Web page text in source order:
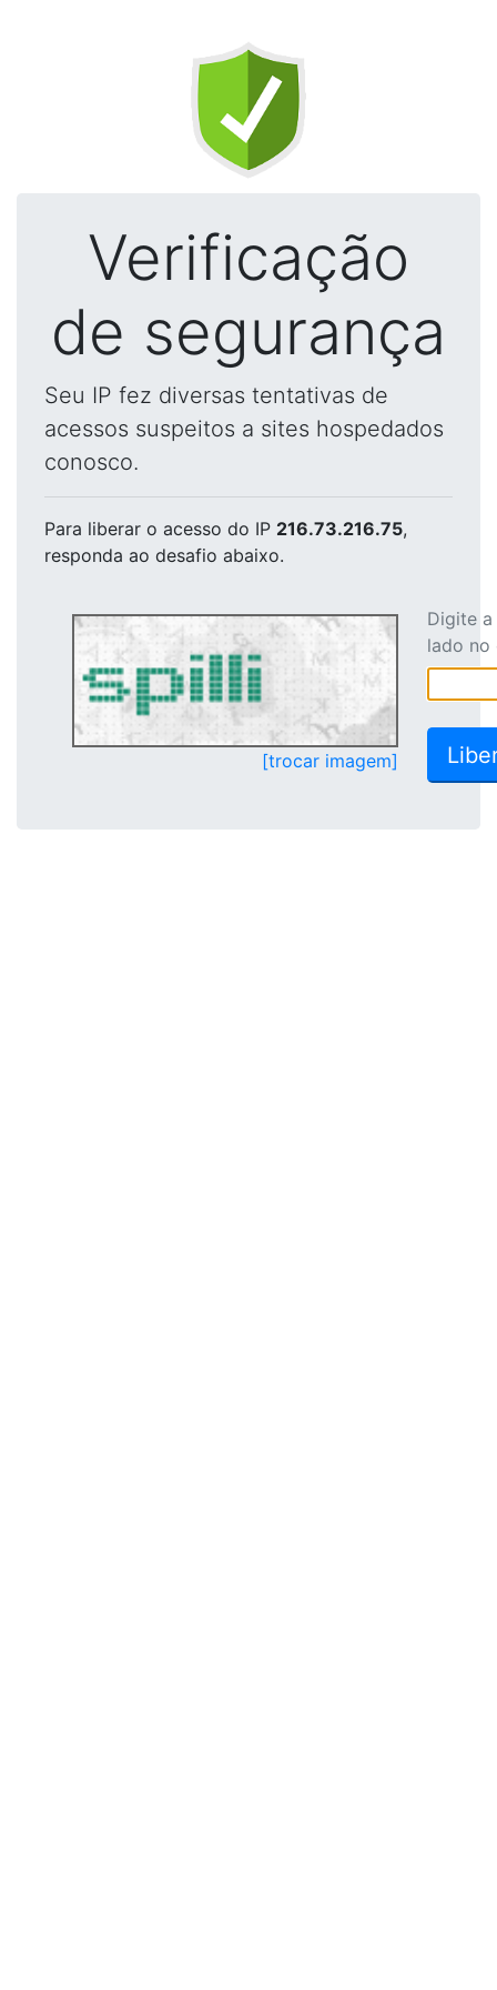
Verificação
de segurança
Seu IP fez diversas tentativas de
acessos suspeitos a sites hospedados
conosco.
Para liberar o acesso do IP 216.73.216.75,
responda ao desafio abaixo.
[trocar imagem]
Digite
lado no